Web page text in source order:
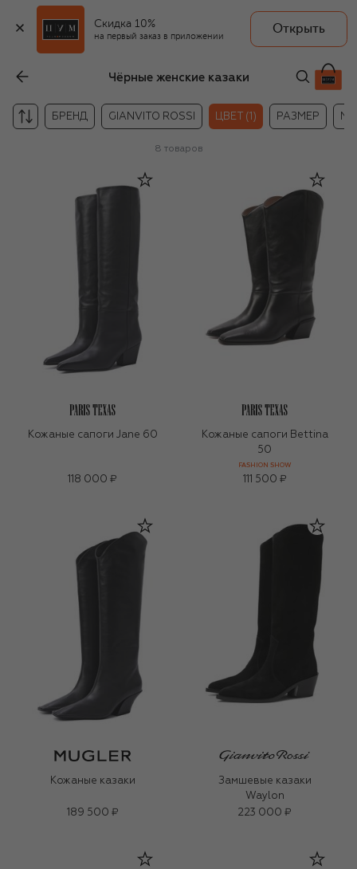
Скидка 10%
на первый заказ в приложении
Открыть
Чёрные женские казаки
БРЕНД GIANVITO ROSSI ЦВЕТ (1) РАЗМЕР
8 товаров
Кожаные сапоги Jane 60
118 000 ₽
Кожаные сапоги Bettina
50
FASHION SHOW
111 500 ₽
Кожаные казаки
189 500 ₽
Замшевые казаки
Waylon
223 000 ₽